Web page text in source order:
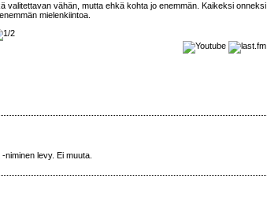
valitettavan vähän, mutta ehkä kohta jo enemmän. Kaikeksi onneksi
mielenkiintoa.
levy. Ei muuta.